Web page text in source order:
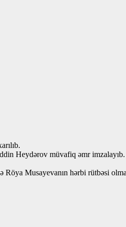
Heydərov müvafiq əmr
Röya Musayevanın hərbi rütbəsi